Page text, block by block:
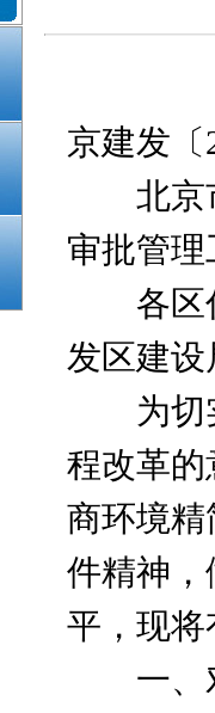
京建发〔
北京市
审批管
各区住
发区建设
为切实
程改革的
商环境精
件精神，
平，现
一、对